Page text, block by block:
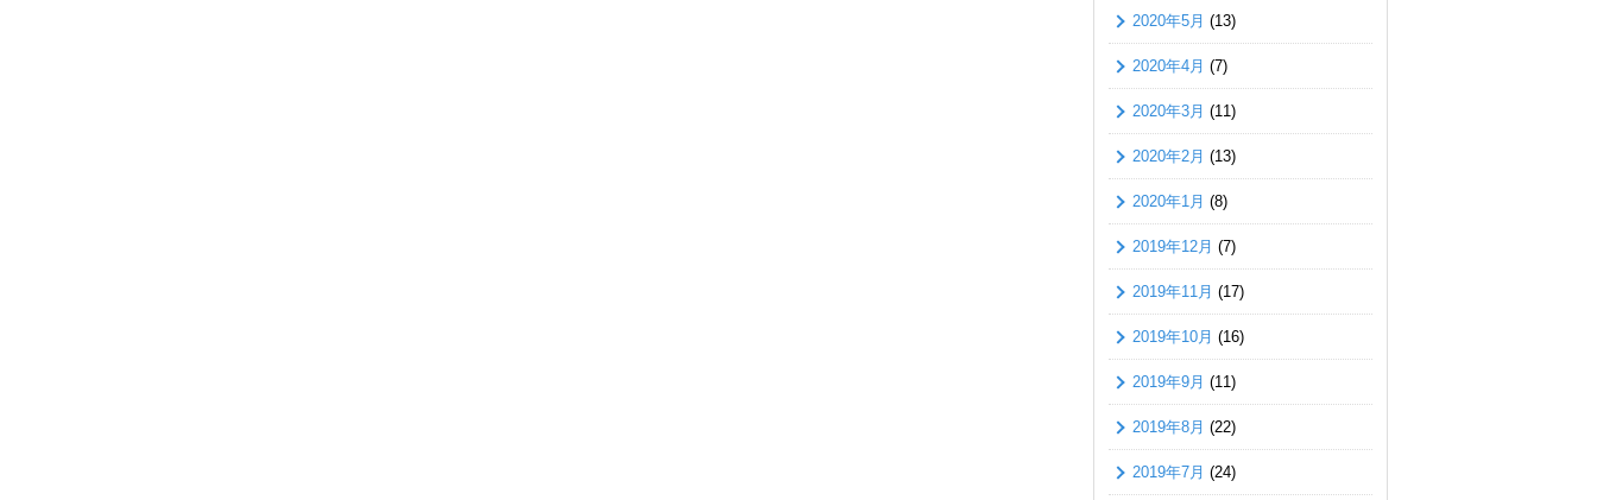
2020年5月 (13)
2020年4月 (7)
2020年3月 (11)
2020年2月 (13)
2020年1月 (8)
2019年12月 (7)
2019年11月 (17)
2019年10月 (16)
2019年9月 (11)
2019年8月 (22)
2019年7月 (24)